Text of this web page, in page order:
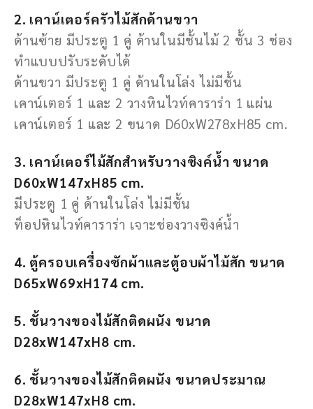
2. เคาน์เตอร์ครัวไม้สักด้านขวา
ด้านซ้าย มีประตู 1 คู่ ด้านในมีชั้นไม้ 2 ชั้น 3 ช่อง
ทําแบบปรับระดับได้
ด้านขวา มีประตู 1 คู่ ด้านในโล่ง ไม่มีชั้น
เคาน์เตอร์ 1 และ 2 วางหินไวท์คาราร่า 1 แผ่น
เคาน์เตอร์ 1 และ 2 ขนาด D60xW278xH85 cm.
3. เคาน์เตอร์ไม้สักสำหรับวางซิงค์นํ้า ขนาด
D60xW147xH85 cm.
มีประตู 1 คู่ ด้านในโล่ง ไม่มีชั้น
ท็อปหินไวท์คาราร่า เจาะช่องวางซิงค์นํ้า
4. ตู้ครอบเครื่องซักผ้าและตู้อบผ้าไม้สัก ขนาด
D65xW69xH174 cm.
5. ชั้นวางของไม้สักติดผนัง ขนาด
D28xW147xH8 cm.
6. ชั้นวางของไม้สักติดผนัง ขนาดประมาณ
D28xW147xH8 cm.